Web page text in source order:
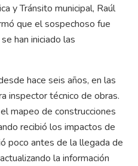
y Tránsito municipal, Raúl
que el sospechoso fue
han iniciado las
hace seis años, en las
inspector técnico de obras.
mapeo de construcciones
recibió los impactos de
poco antes de la llegada de
la información